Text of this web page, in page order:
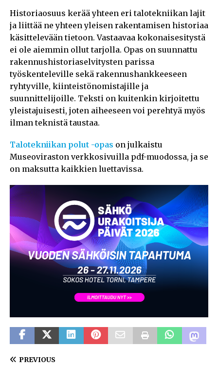
Historiaosuus kerää yhteen eri talotekniikan lajit
ja liittää ne yhteen yleisen rakentamisen historiaa
käsittelevään tietoon. Vastaavaa kokonaisesitystä
ei ole aiemmin ollut tarjolla. Opas on suunnattu
rakennushistoriaselvitysten parissa
työskenteleville sekä rakennushankkeeseen
ryhtyville, kiinteistönomistajille ja
suunnittelijoille. Teksti on kuitenkin kirjoitettu
yleistajuisesti, joten aiheeseen voi perehtyä myös
ilman teknistä taustaa.
Talotekniikan polut -opas on julkaistu
Museoviraston verkkosivuilla pdf-muodossa, ja se
on maksutta kaikkien luettavissa.
PREVIOUS